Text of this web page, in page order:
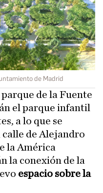
de Madrid
de la Fuente
el parque infantil
a lo que se
de Alejandro
la América
la conexión de la
espacio sobre la